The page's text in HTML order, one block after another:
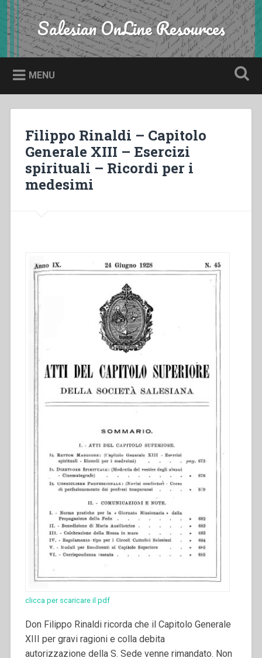
Skip
to
content
Search Salesian OnLine Resources
MENU
Filippo Rinaldi – Capitolo
Generale XIII – Esercizi
spirituali – Ricordi per i
medesimi
clicca per scaricare il pdf
Don Filippo Rinaldi ricorda che il Capitolo Generale
XIII per gravi ragioni e colla debita
autorizzazione della S. Sede venne rimandato. Non